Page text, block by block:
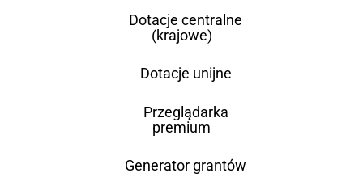
Dotacje centralne
(krajowe)
Dotacje unijne
Przeglądarka
premium
Generator grantów